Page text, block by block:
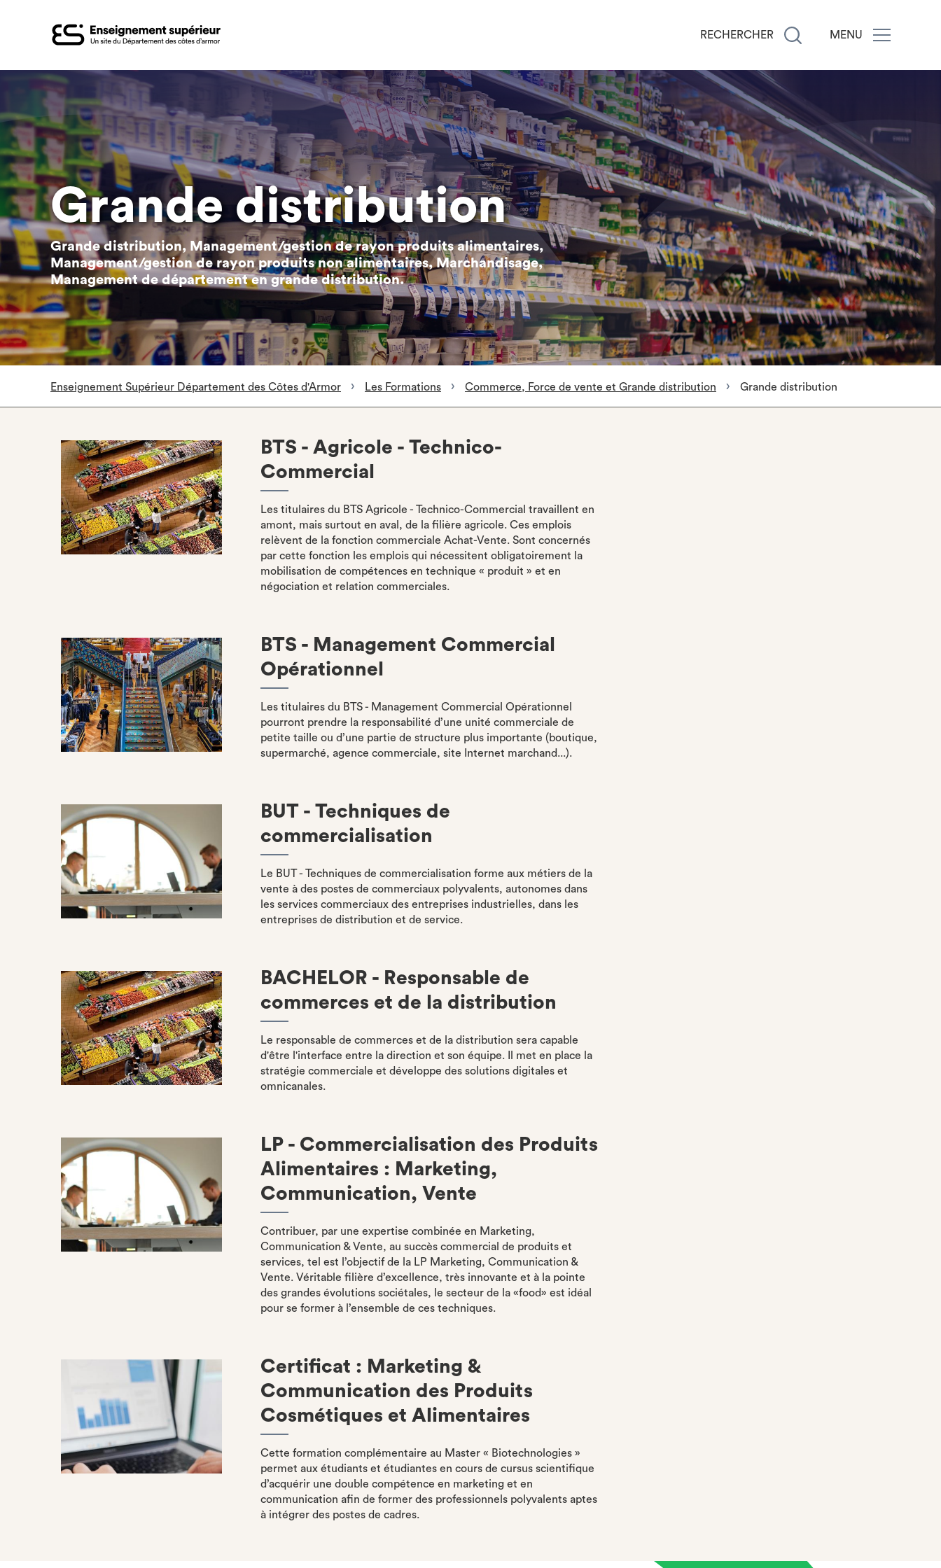
principal
RECHERCHER MENU
Grande distribution
Grande distribution, Management/gestion de rayon produits alimentaires,
Management/gestion de rayon produits non alimentaires, Marchandisage,
Management de département en grande distribution.
Enseignement Supérieur Département des Côtes d'Armor Les Formations Commerce, Force de vente et Grande distribution Grande distribution
BTS - Agricole - Technico-
Commercial
Les titulaires du BTS Agricole - Technico-Commercial travaillent en
amont, mais surtout en aval, de la filière agricole. Ces emplois
relèvent de la fonction commerciale Achat-Vente. Sont concernés
par cette fonction les emplois qui nécessitent obligatoirement la
mobilisation de compétences en technique « produit » et en
négociation et relation commerciales.
BTS - Management Commercial
Opérationnel
Les titulaires du BTS - Management Commercial Opérationnel
pourront prendre la responsabilité d’une unité commerciale de
petite taille ou d’une partie de structure plus importante (boutique,
supermarché, agence commerciale, site Internet marchand...).
BUT - Techniques de
commercialisation
Le BUT - Techniques de commercialisation forme aux métiers de la
vente à des postes de commerciaux polyvalents, autonomes dans
les services commerciaux des entreprises industrielles, dans les
entreprises de distribution et de service.
BACHELOR - Responsable de
commerces et de la distribution
Le responsable de commerces et de la distribution sera capable
d'être l'interface entre la direction et son équipe. Il met en place la
stratégie commerciale et développe des solutions digitales et
omnicanales.
LP - Commercialisation des Produits
Alimentaires : Marketing,
Communication, Vente
Contribuer, par une expertise combinée en Marketing,
Communication & Vente, au succès commercial de produits et
services, tel est l’objectif de la LP Marketing, Communication &
Vente. Véritable filière d’excellence, très innovante et à la pointe
des grandes évolutions sociétales, le secteur de la «food» est idéal
pour se former à l’ensemble de ces techniques.
Certificat : Marketing &
Communication des Produits
Cosmétiques et Alimentaires
Cette formation complémentaire au Master « Biotechnologies »
permet aux étudiants et étudiantes en cours de cursus scientifique
d’acquérir une double compétence en marketing et en
communication afin de former des professionnels polyvalents aptes
à intégrer des postes de cadres.